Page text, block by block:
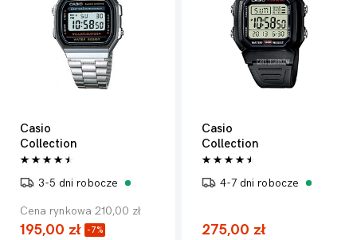
Casio
Collection
3-5 dni robocze
Cena rynkowa 210,00 zł
195,00 zł -7%
Casio
Collection
4-7 dni robocze
275,00 zł